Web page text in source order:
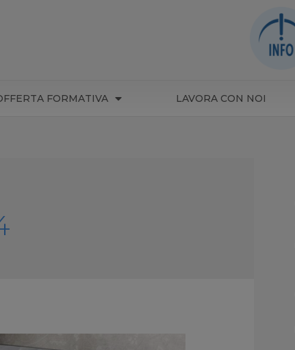
FORMATIVA LAVORA CON NOI